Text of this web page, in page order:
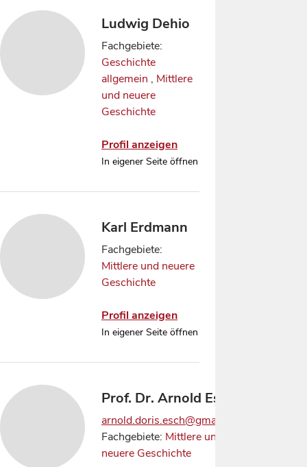
Ludwig Dehio
Fachgebiete:
Geschichte
allgemein , Mittlere
und neuere
Geschichte
Profil anzeigen
In eigener Seite öffnen
Karl Erdmann
Fachgebiete:
Mittlere und neuere
Geschichte
Profil anzeigen
In eigener Seite öffnen
Prof. Dr. Arnold Esch
arnold.doris.esch@gmail.com
Fachgebiete: Mittlere und
neuere Geschichte